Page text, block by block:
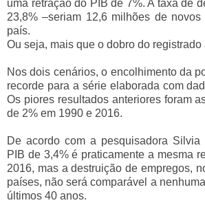
uma retração do PIB de 7%. A taxa de
23,8% –seriam 12,6 milhões de novos
país.
Ou seja, mais que o dobro do
Nos dois cenários, o encolhimento da
recorde para a série elaborada com
Os piores resultados anteriores foram
de 2% em 1990 e 2016.
De acordo com a pesquisadora
PIB de 3,4% é praticamente a mesma
2016, mas a destruição de empregos,
países, não será comparável a
últimos 40 anos.